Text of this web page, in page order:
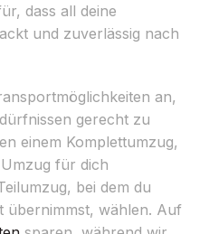
dass all deine
und zuverlässig nach
an,
gerecht zu
einem Komplettumzug,
für dich
bei dem du
übernimmst, wählen. Auf